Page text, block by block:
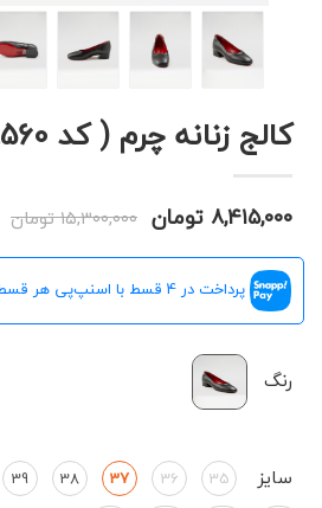
کالج زنانه چرم ( کد 8560 )
۸,۴۱۵,۰۰۰ تومان ۱۵,۳۰۰,۰۰۰ تومان
پرداخت در 4 قسط با اسنپ‌پی هر قسط
رنگ
سایز 35
36
37
38
39